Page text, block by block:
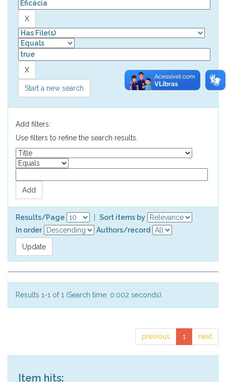
Start a new search
Add filters:
Use filters to refine the search results.
Results/Page
Sort items by
In order
Authors/record
Results 1-1 of 1 (Search time: 0.002 seconds).
previous 1 next
Item hits: